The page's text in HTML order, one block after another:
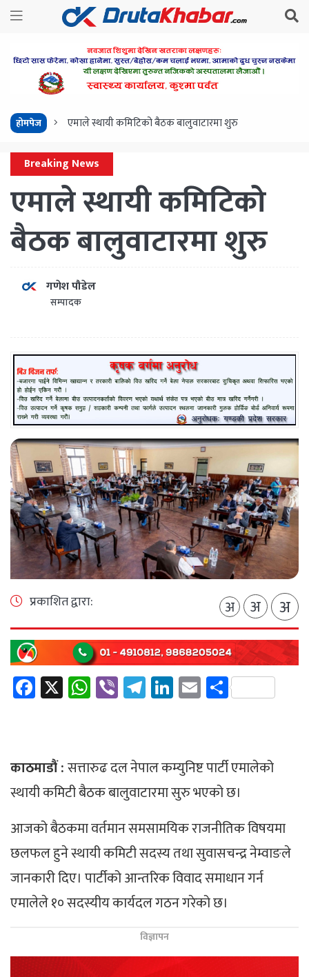
होमपेज एमाले स्थायी कमिटिको बैठक बालुवाटारमा शुरु
Breaking News
एमाले स्थायी कमिटिको
बैठक बालुवाटारमा शुरु
गणेश पौडेल
सम्पादक
प्रकाशित द्वारा: अ अ अ
Facebook
X WhatsApp
ViberTelegram
LinkedIn
EmailShare
काठमाडौं :सत्तारुढ दल नेपाल कम्युनिष्ट पार्टी एमालेको
स्थायी कमिटी बैठक बालुवाटारमा सुरु भएको छ।
आजको बैठकमा वर्तमान समसामयिक राजनीतिक विषयमा
छलफल हुने स्थायी कमिटी सदस्य तथा सुवासचन्द्र नेम्वाङले
जानकारी दिए। पार्टीको आन्तरिक विवाद समाधान गर्न
एमालेले १० सदस्यीय कार्यदल गठन गरेको छ।
विज्ञापन